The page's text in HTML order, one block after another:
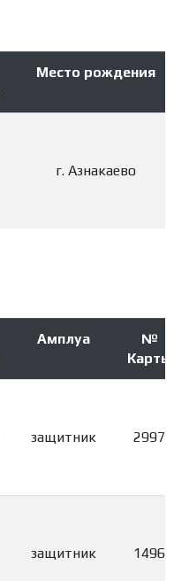
Место рождения
г. Азнакаево
Амплуа
№
Карты
защитник 2997
защитник 1496